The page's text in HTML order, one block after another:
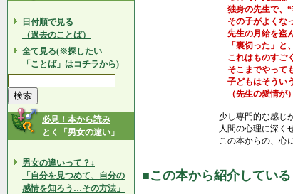
日付順で見る
（過去のことば）
全て見る(※探したい
「ことば」はコチラから)
必見！本から読み
とく「男女の違い」
男女の違いって？↓
「自分を見つめて、自分の
感情を知ろう…その方法」
独身の先生で、“
その子がよくな
先生の月給を盗
「裏切った」と、
これはものすご
そこまでやって
子どもはそうい
（先生の愛情が
少し専門的な感じ
人間の心理に深く
この本からの、心
■この本から紹介してい